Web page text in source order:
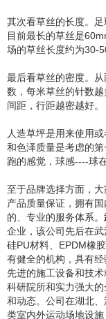
其次看草丝的长度。
目前最长的草丝是
场的草丝长度约为30-
最后看草丝的密度。
数，每米草丝的针数
间距，行距越密越好。
人造草坪是用来使用
和色泽质量是考虑的
跑的感觉，球感----球
至于品牌选择方面，
产品质量保证，拥有
的、专业的服务体系。
企业，该公司先后在武
硅PU材料、EPDM橡
有健全的机构，具有
先进的施工设备和技
科研院所和实力强大
和动态。公司在湖北
类室内外运动场地设